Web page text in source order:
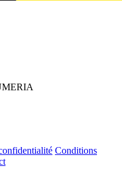
Conditions